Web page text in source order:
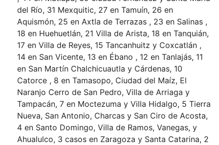
del Río, 31 Mexquitic, 27 en Tamuín, 26 en
Aquismón, 25 en Axtla de Terrazas , 23 en Salinas ,
18 en Huehuetlán, 21 Villa de Arista, 18 en Tanquián,
17 en Villa de Reyes, 15 Tancanhuitz y Coxcatlán ,
14 en San Vicente, 13 en Ébano , 12 en Tanlajás, 11
en San Martín Chalchicuautla y Cárdenas, 10
Catorce , 8 en Tamasopo, Ciudad del Maíz, El
Naranjo Cerro de San Pedro, Villa de Arriaga y
Tampacán, 7 en Moctezuma y Villa Hidalgo, 5 Tierra
Nueva, San Antonio, Charcas y San Ciro de Acosta,
4 en Santo Domingo, Villa de Ramos, Vanegas, y
Ahualulco, 3 casos en Zaragoza y Santa Catarina, 2